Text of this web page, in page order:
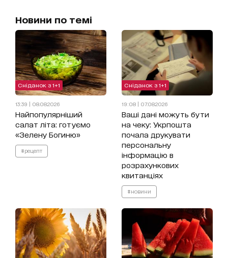
Новини по темі
Сніданок з 1+1
13:39 | 08.08.2026
Найпопулярніший
салат літа: готуємо
«Зелену Богиню»
#рецепт
Сніданок з 1+1
19:08 | 07.08.2026
Ваші дані можуть бути
на чеку: Укрпошта
почала друкувати
персональну
інформацію в
розрахункових
квитанціях
#новини